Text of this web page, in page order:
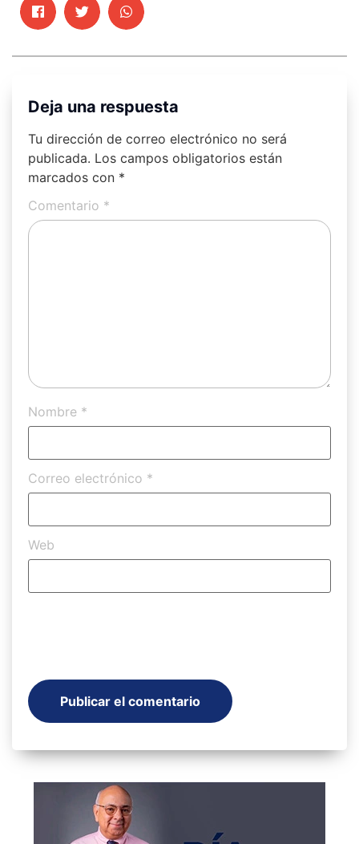
Deja una respuesta
Tu dirección de correo electrónico no será
publicada. Los campos obligatorios están
marcados con *
Comentario *
Nombre *
Correo electrónico *
Web